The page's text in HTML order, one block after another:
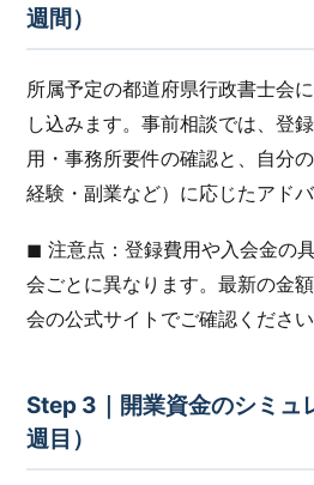
週間）
所属予定の都道府県行政書士会
し込みます。事前相談では、登
用・事務所要件の確認と、自分
経験・副業など）に応じたアド
◼︎ 注意点：登録費用や入会金の
会ごとに異なります。最新の金
会の公式サイトでご確認ください
Step 3｜開業資金のシミュ
週目）